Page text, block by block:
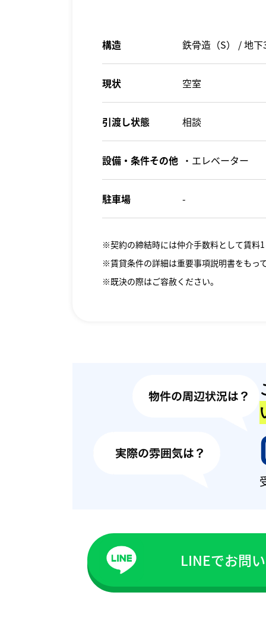
構造 鉄骨造（S） / 地
現状 空室
引渡し状態 相談
設備・条件その他 ・エレベーター
駐車場 -
※契約の締結時には仲介手数料として賃料
※賃貸条件の詳細は重要事項説明書をもっ
※既決の際はご容赦ください。
LINEでお問